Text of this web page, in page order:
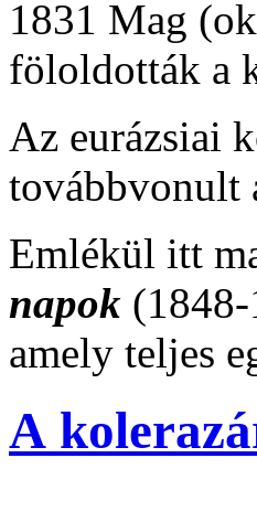
1831 Mag
föloldották a
Az eurázsiai
továbbvonult
Emlékül itt
napok
amely teljes
A